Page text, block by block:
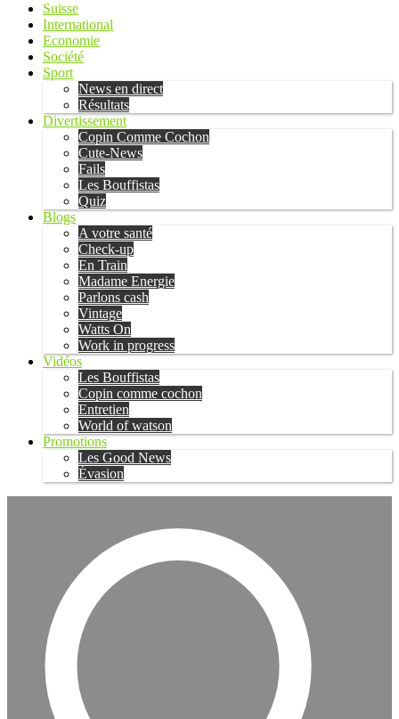
Suisse
International
Economie
Société
Sport
News en direct
Résultats
Divertissement
Copin Comme Cochon
Cute-News
Fails
Les Bouffistas
Quiz
Blogs
A votre santé
Check-up
En Train
Madame Energie
Parlons cash
Vintage
Watts On
Work in progress
Vidéos
Les Bouffistas
Copin comme cochon
Entretien
World of watson
Promotions
Les Good News
Évasion